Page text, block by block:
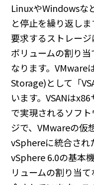
LinuxやWindowsな
と停止を繰り返し
要求するストレー
ボリュームの割り
なります。VMware
Storage)として「
います。VSANは
で実現されるソフ
ジで、VMwareの仮
vSphereに統合され
vSphere 6.0の基本
リュームの割り当